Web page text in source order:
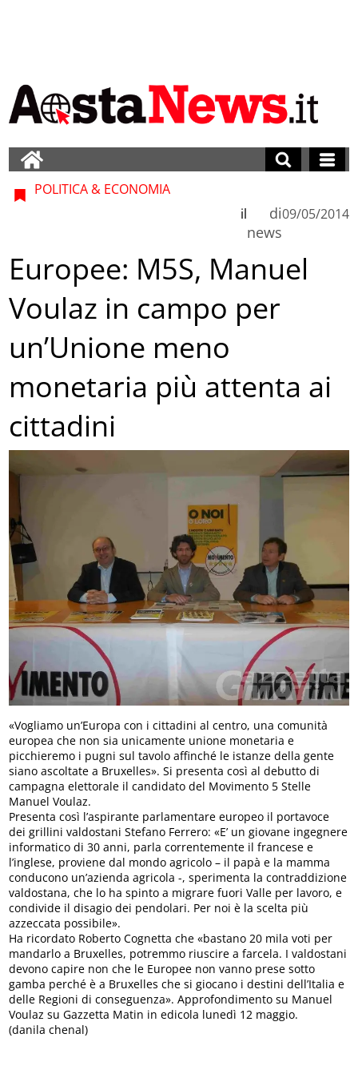
POLITICA & ECONOMIA
di
news
il 09/05/2014
Europee: M5S, Manuel
Voulaz in campo per
un’Unione meno
monetaria più attenta ai
cittadini
«Vogliamo un’Europa con i cittadini al centro, una comunità
europea che non sia unicamente unione monetaria e
picchieremo i pugni sul tavolo affinché le istanze della gente
siano ascoltate a Bruxelles». Si presenta così al debutto di
campagna elettorale il candidato del Movimento 5 Stelle
Manuel Voulaz.
Presenta così l’aspirante parlamentare europeo il portavoce
dei grillini valdostani Stefano Ferrero: «E’ un giovane ingegnere
informatico di 30 anni, parla correntemente il francese e
l’inglese, proviene dal mondo agricolo – il papà e la mamma
conducono un’azienda agricola -, sperimenta la contraddizione
valdostana, che lo ha spinto a migrare fuori Valle per lavoro, e
condivide il disagio dei pendolari. Per noi è la scelta più
azzeccata possibile».
Ha ricordato Roberto Cognetta che «bastano 20 mila voti per
mandarlo a Bruxelles, potremmo riuscire a farcela. I valdostani
devono capire non che le Europee non vanno prese sotto
gamba perché è a Bruxelles che si giocano i destini dell’Italia e
delle Regioni di conseguenza». Approfondimento su Manuel
Voulaz su Gazzetta Matin in edicola lunedì 12 maggio.
(danila chenal)